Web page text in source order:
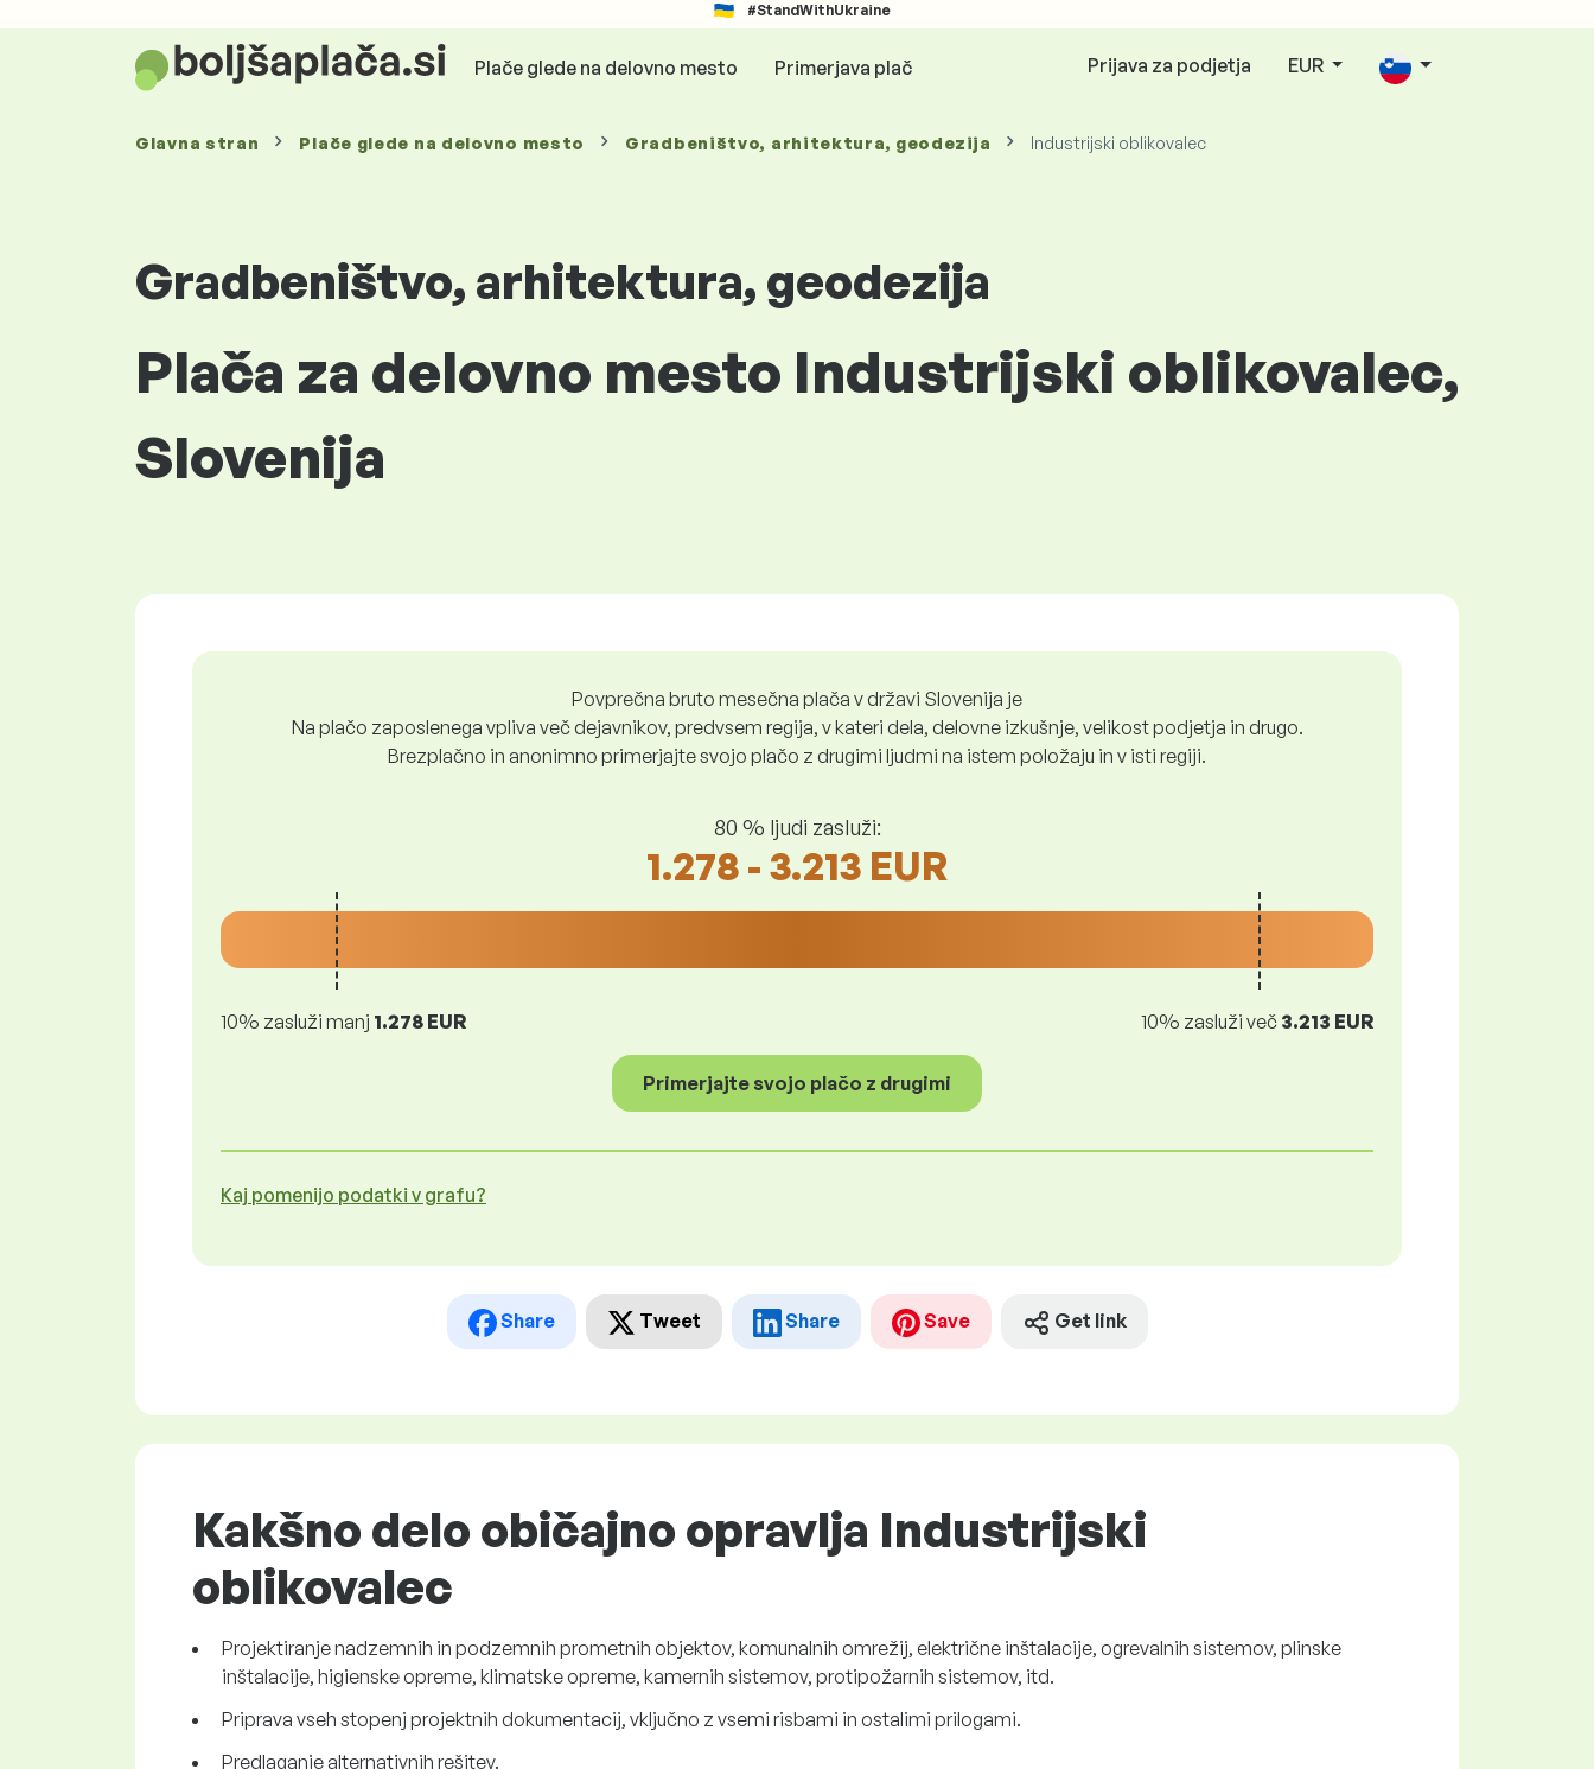
#StandWithUkraine
Plače glede na delovno mesto Primerjava plač Prijava za podjetja EUR
Glavna stran Plače glede na delovno mesto Gradbeništvo, arhitektura, geodezija Industrijski oblikovalec
Gradbeništvo, arhitektura, geodezija
Plača za delovno mesto Industrijski oblikovalec,
Slovenija
Povprečna bruto mesečna plača v državi Slovenija je
Na plačo zaposlenega vpliva več dejavnikov, predvsem regija, v kateri dela, delovne izkušnje, velikost podjetja in drugo.
Brezplačno in anonimno primerjajte svojo plačo z drugimi ljudmi na istem položaju in v isti regiji.
80 % ljudi zasluži:
1.278 - 3.213 EUR
10% zasluži manj 1.278 EUR 10% zasluži več 3.213 EUR
Primerjajte svojo plačo z drugimi
Kaj pomenijo podatki v grafu?
Share Tweet Share Save Get link
Kakšno delo običajno opravlja Industrijski
oblikovalec
Projektiranje nadzemnih in podzemnih prometnih objektov, komunalnih omrežij, električne inštalacije, ogrevalnih sistemov, plinske
inštalacije, higienske opreme, klimatske opreme, kamernih sistemov, protipožarnih sistemov, itd.
Priprava vseh stopenj projektnih dokumentacij, vključno z vsemi risbami in ostalimi prilogami.
Predlaganje alternativnih rešitev.